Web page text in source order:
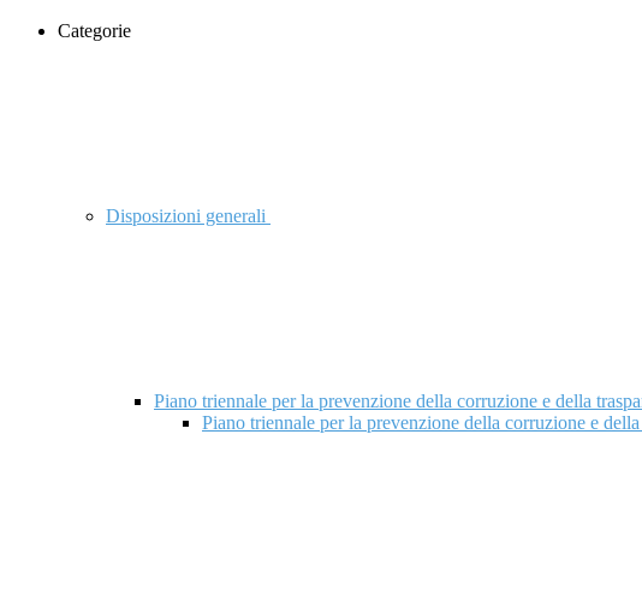
Categorie
Disposizioni generali
Piano triennale per la prevenzione della corruzione e della
Piano triennale per la prevenzione della corruzione e